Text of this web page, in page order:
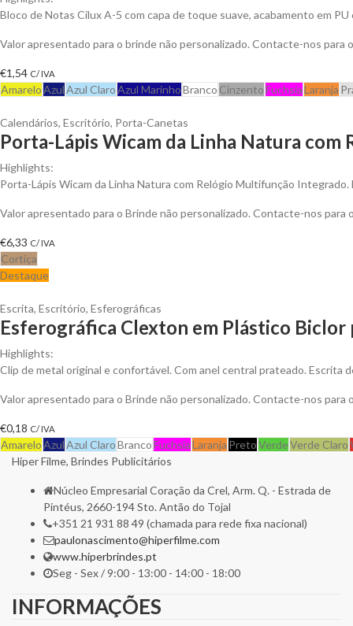
Bloco de Notas Cilux A-5 com capa de toque suave, acabamento em PU
Valor apresentado para o brinde não personalizado. Contacte-nos
€1,54 C/ IVA
AmareloAzulAzul ClaroAzul MarinhoBranco CinzentoFuchsiaLaranja
Calendários, Escritório, Porta-Canetas
Porta-Lápis Wicam da Linha Natura
Highlights:
Porta-Lápis Wicam da Linha Natura com Relógio Multifunção
Valor apresentado para o Brinde não personalizado. Contacte-nos
€6,33 C/ IVA
Cortiça
Destaque
Escrita, Escritório, Esferográficas
Esferográfica Clexton em Plástico Biclor
Highlights:
Clip de metal original e confortável. Com anel central prateado. Escrita
Valor apresentado para o Brinde não personalizado. Contacte-nos
€0,18 C/ IVA
AmareloAzulAzul ClaroBrancoFuchsiaLaranja PretoVerdeVerde Claro
Hiper Filme, Brindes Publicitários
Núcleo Empresarial Coração da Crel, Arm. Q. - Estrada de
Pintéus, 2660-194 Sto. Antão do Tojal
+351 21 931 88 49 (chamada para rede fixa nacional)
paulonascimento@hiperfilme.com
www.hiperbrindes.pt
Seg - Sex / 9:00 - 13:00 - 14:00 - 18:00
INFORMAÇÕES